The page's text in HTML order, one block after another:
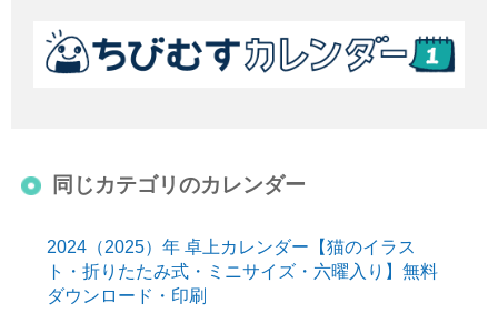
同じカテゴリのカレンダー
2024（2025）年 卓上カレンダー【猫のイラス
ト・折りたたみ式・ミニサイズ・六曜入り】無料
ダウンロード・印刷